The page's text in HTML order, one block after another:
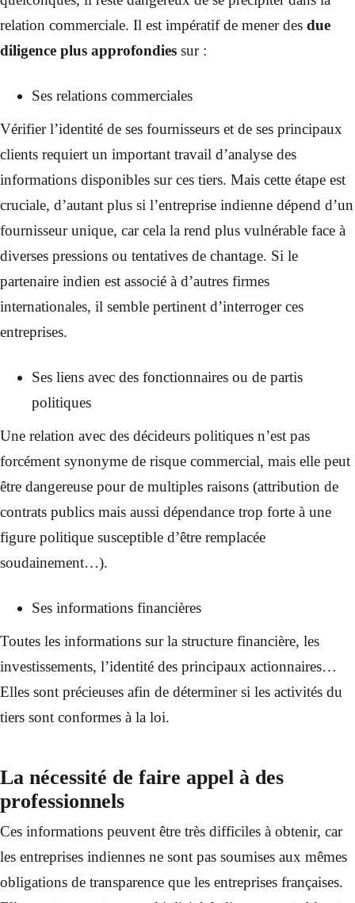
relation commerciale. Il est impératif de mener des due
diligence plus approfondies sur :
Ses relations commerciales
Vérifier l’identité de ses fournisseurs et de ses principaux
clients requiert un important travail d’analyse des
informations disponibles sur ces tiers. Mais cette étape est
cruciale, d’autant plus si l’entreprise indienne dépend d’un
fournisseur unique, car cela la rend plus vulnérable face à
diverses pressions ou tentatives de chantage. Si le
partenaire indien est associé à d’autres firmes
internationales, il semble pertinent d’interroger ces
entreprises.
Ses liens avec des fonctionnaires ou de partis
politiques
Une relation avec des décideurs politiques n’est pas
forcément synonyme de risque commercial, mais elle peut
être dangereuse pour de multiples raisons (attribution de
contrats publics mais aussi dépendance trop forte à une
figure politique susceptible d’être remplacée
soudainement…).
Ses informations financières
Toutes les informations sur la structure financière, les
investissements, l’identité des principaux actionnaires…
Elles sont précieuses afin de déterminer si les activités du
tiers sont conformes à la loi.
La nécessité de faire appel à des
professionnels
Ces informations peuvent être très difficiles à obtenir, car
les entreprises indiennes ne sont pas soumises aux mêmes
obligations de transparence que les entreprises françaises.